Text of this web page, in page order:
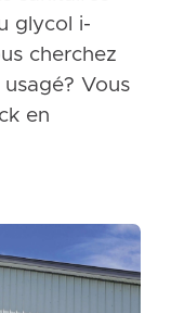
glycol i-
cherchez
Vous
en